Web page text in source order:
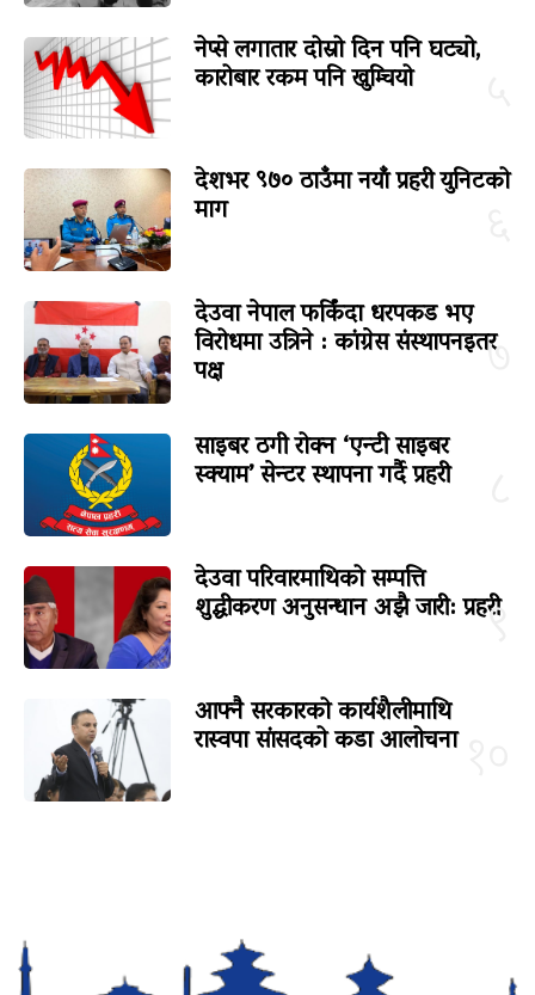
नेप्से लगातार दोस्रो दिन पनि घट्यो,
कारोबार रकम पनि खुम्चियो
देशभर ९७० ठाउँमा नयाँ प्रहरी युनिटको
माग
७
देउवा नेपाल फर्किंदा धरपकड भए
विरोधमा उत्रिने : कांग्रेस संस्थापनइतर
पक्ष
साइबर ठगी रोक्न ‘एन्टी साइबर
स्क्याम’ सेन्टर स्थापना गर्दै प्रहरी
९
देउवा परिवारमाथिको सम्पत्ति
शुद्धीकरण अनुसन्धान अझै जारी: प्रहरी
आफ्नै सरकारको कार्यशैलीमाथि
रास्वपा सांसदको कडा आलोचना